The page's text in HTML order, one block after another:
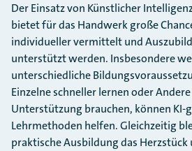
Der Einsatz von Künstlicher
bietet für das Handwerk große
individueller vermittelt und
unterstützt werden. Insbesondere
unterschiedliche
Einzelne schneller lernen oder
Unterstützung brauchen, können KI-
Lehrmethoden helfen. Gleichzeitig
praktische Ausbildung das